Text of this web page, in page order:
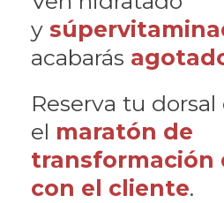
y
acabarás
Reserva tu dorsal
el maratón de
transformación
con el cliente.